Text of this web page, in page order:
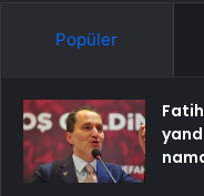
Popüler